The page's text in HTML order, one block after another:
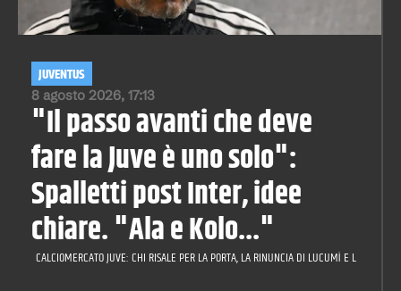
8 agosto 2026, 17:13
JUVENTUS
"Il passo avanti che deve
fare la Juve è uno solo":
Spalletti post Inter, idee
chiare. "Ala e Kolo..."
CALCIOMERCATO JUVE: CHI RISALE PER LA PORTA, LA RINUNCIA DI LUCUMÌ E LA